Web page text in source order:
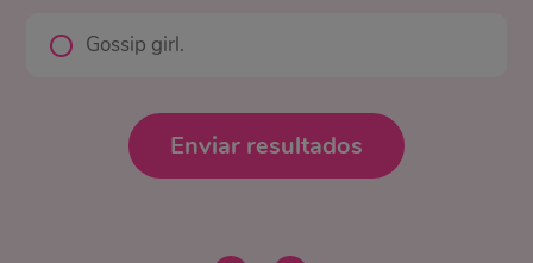
Gossip girl.
Enviar resultados